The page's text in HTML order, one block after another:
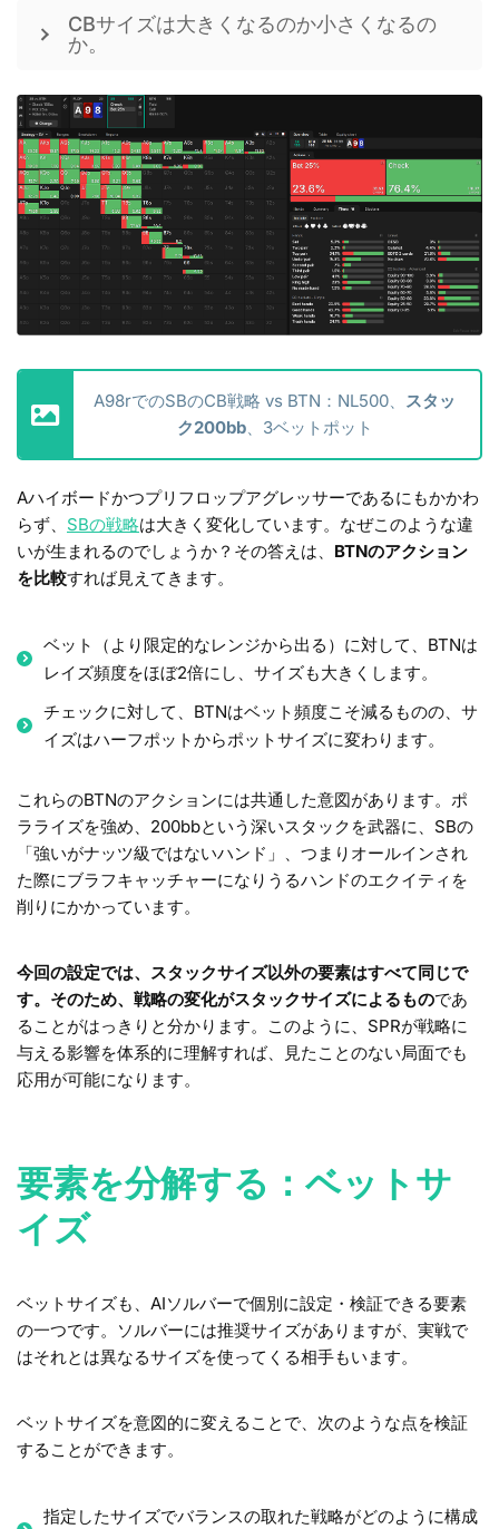
CBサイズは大きくなるのか小さくなるの
か。
A98rでのSBのCB戦略 vs BTN：NL500、 スタッ
ク200bb、3ベットポット
Aハイボードかつプリフロップアグレッサーであるにもかかわ
らず、 SBの戦略は大きく変化しています。なぜこのような違
いが生まれるのでしょうか？その答えは、 BTNのアクション
を比較すれば見えてきます。
ベット（より限定的なレンジから出る）に対して、BTNは
レイズ頻度をほぼ2倍にし、サイズも大きくします。
チェックに対して、BTNはベット頻度こそ減るものの、サ
イズはハーフポットからポットサイズに変わります。
これらのBTNのアクションには共通した意図があります。ポ
ラライズを強め、200bbという深いスタックを武器に、SBの
「強いがナッツ級ではないハンド」、つまりオールインされ
た際にブラフキャッチャーになりうるハンドのエクイティを
削りにかかっています。
今回の設定では、スタックサイズ以外の要素はすべて同じで
す。そのため、戦略の変化がスタックサイズによるものであ
ることがはっきりと分かります。このように、SPRが戦略に
与える影響を体系的に理解すれば、見たことのない局面でも
応用が可能になります。
要素を分解する：ベットサ
イズ
ベットサイズも、AIソルバーで個別に設定・検証できる要素
の一つです。ソルバーには推奨サイズがありますが、実戦で
はそれとは異なるサイズを使ってくる相手もいます。
ベットサイズを意図的に変えることで、次のような点を検証
することができます。
指定したサイズでバランスの取れた戦略がどのように構成